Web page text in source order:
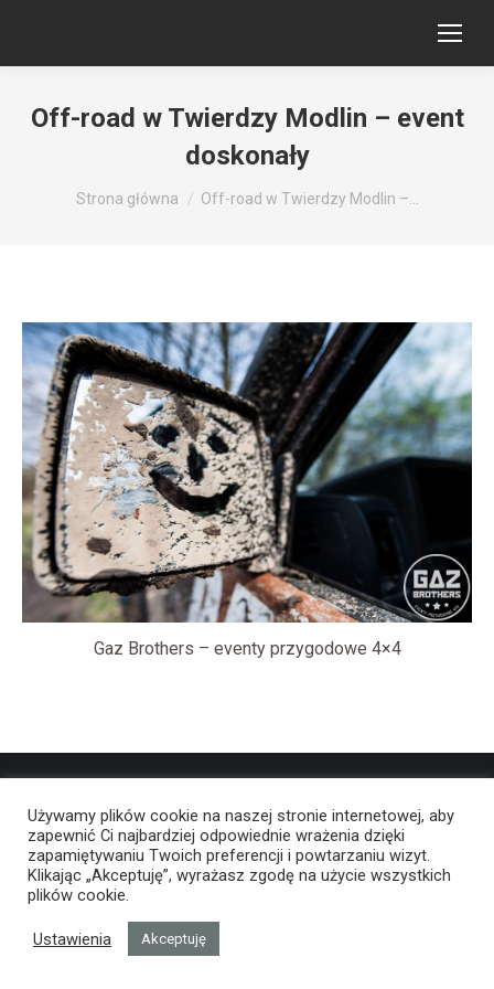
Off-road w Twierdzy Modlin – event
doskonały
Jesteś tutaj:
Strona główna Off-road w Twierdzy Modlin –…
Gaz Brothers – eventy przygodowe 4×4
Używamy plików cookie na naszej stronie internetowej, aby
zapewnić Ci najbardziej odpowiednie wrażenia dzięki
zapamiętywaniu Twoich preferencji i powtarzaniu wizyt.
Klikając „Akceptuję”, wyrażasz zgodę na użycie wszystkich
plików cookie.
Ustawienia Akceptuję